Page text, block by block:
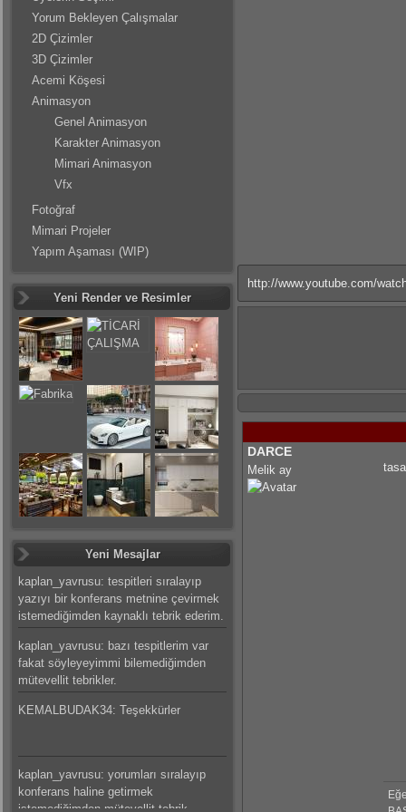
http://www.youtube.com/
DARCE
Melik ay
Yorum Bekleyen Çalışmalar
2D Çizimler
3D Çizimler
Acemi Köşesi
Animasyon
Genel Animasyon
Karakter Animasyon
Mimari Animasyon
Vfx
Fotoğraf
Mimari Projeler
Yapım Aşaması (WIP)
Yeni Render ve Resimler
Yeni Mesajlar
kaplan_yavrusu: tespitleri sıralayıp
yazıyı bir konferans metnine çevirmek
istemediğimden kaynaklı tebrik ederim.
kaplan_yavrusu: bazı tespitlerim var
fakat söyleyeyimmi bilemediğimden
mütevellit tebrikler.
KEMALBUDAK34: Teşekkürler
kaplan_yavrusu: yorumları sıralayıp
konferans haline getirmek
istemediğimden mütevellit tebrik